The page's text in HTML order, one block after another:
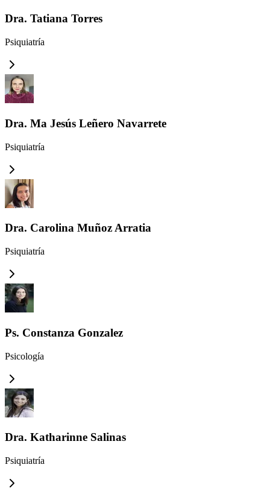
Dra. Tatiana Torres
Psiquiatría
Dra. Ma Jesús Leñero Navarrete
Psiquiatría
Dra. Carolina Muñoz Arratia
Psiquiatría
Ps. Constanza Gonzalez
Psicología
Dra. Katharinne Salinas
Psiquiatría